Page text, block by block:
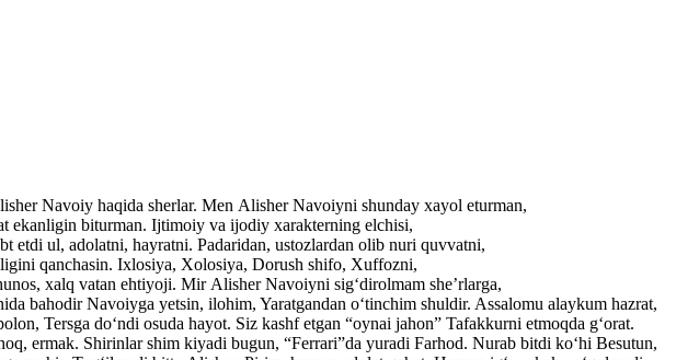
Navoiy haqida sherlar. Men Alisher Navoiyni shunday xayol eturman,
ekanligin biturman. Ijtimoiy va ijodiy xarakterning elchisi,
ul, adolatni, hayratni. Padaridan, ustozlardan olib nuri quvvatni,
qanchasin. Ixlosiya, Xolosiya, Dorush shifo, Xuffozni,
xalq vatan ehtiyoji. Mir Alisher Navoiyni sig‘dirolmam she’rlarga,
bahodir Navoiyga yetsin, ilohim, Yaratgandan o‘tinchim shuldir. Assalomu alaykum hazrat,
Tersga do‘ndi osuda hayot. Siz kashf etgan “oynai jahon” Tafakkurni etmoqda g‘orat.
ermak. Shirinlar shim kiyadi bugun, “Ferrari”da yuradi Farhod. Nurab bitdi ko‘hi Besutun,